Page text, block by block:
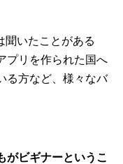
聞いたことがある
プリを作られた国へ
る方など、様々なバ
がビギナーというこ